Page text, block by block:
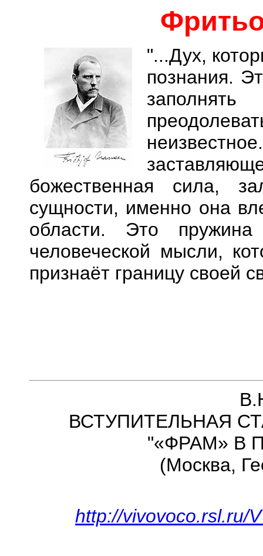
"...Дух,
познания.
божественная сила,
сущности, именно она
области. Это
человеческой мысли,
признаёт границу своей
ВСТУПИТЕЛЬНАЯ
"«ФРАМ» В
(Москва,
http://vivovoco.rsl.ru/